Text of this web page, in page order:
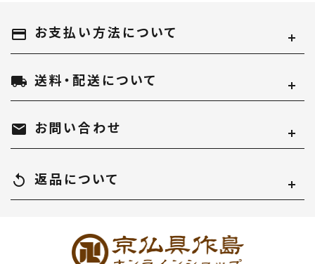
payment お支払い方法について
local_shipping 送料・配送について
mail お問い合わせ
replay 返品について